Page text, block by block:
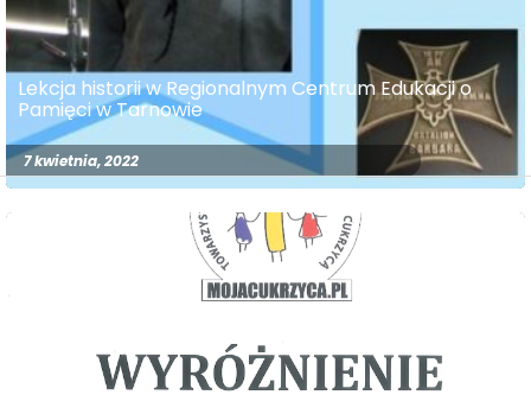
Lekcja historii w Regionalnym Centrum Edukacji o
Pamięci w Tarnowie
7 kwietnia, 2022